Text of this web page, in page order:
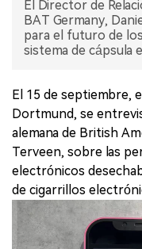
El Director de
BAT Germany,
para el futuro de
sistema de cápsula
El 15 de septiembre,
Dortmund, se
alemana de British
Terveen, sobre las
electrónicos
de cigarrillos